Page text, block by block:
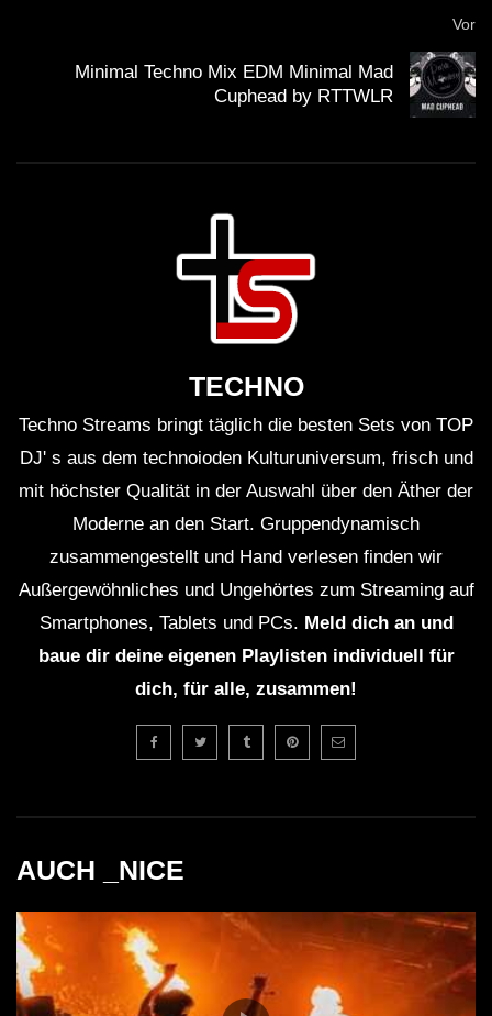
Darksynth / Cyberpunk / Industrial
Dark Clubbing / EBM / Dark Techno
Techno / Cyberpunk / Minimal Mix
‘DERELICT’
Dark Clubbing / EBM / Industrial Mix
‘ENIGMA Vol.2’
Aggressive Dark Cyberpunk / Industrial
/ Midtempo Bass Mix ‘ABSENCE vol.2’
1 HOUR Darksynth / EBM / Dark
Electro Mix ‘THE HUNTERS’
[Copyright Free]
Vor
Minimal Techno Mix EDM Minimal Mad
Cuphead by RTTWLR
TECHNO
Techno Streams bringt täglich die besten Sets von TOP
DJ' s aus dem technoioden Kulturuniversum, frisch und
mit höchster Qualität in der Auswahl über den Äther der
Moderne an den Start. Gruppendynamisch
zusammengestellt und Hand verlesen finden wir
Außergewöhnliches und Ungehörtes zum Streaming auf
Smartphones, Tablets und PCs. Meld dich an und
baue dir deine eigenen Playlisten individuell für
dich, für alle, zusammen!
AUCH _NICE